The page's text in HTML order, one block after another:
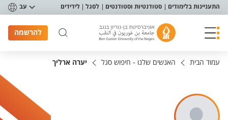
תפריט נגישות
התעניינות בלימודים סטודנטיות וסטודנטים לסגל לידידים עב
להרשמה
עמוד הבית האנשים שלנו - חיפוש סגל יערה ארליך